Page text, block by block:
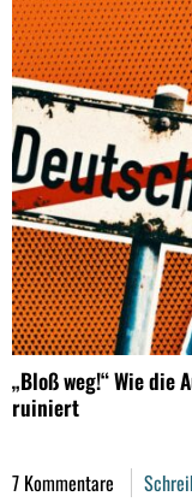
„Bloß weg!“ Wie die
ruiniert
7 Kommentare